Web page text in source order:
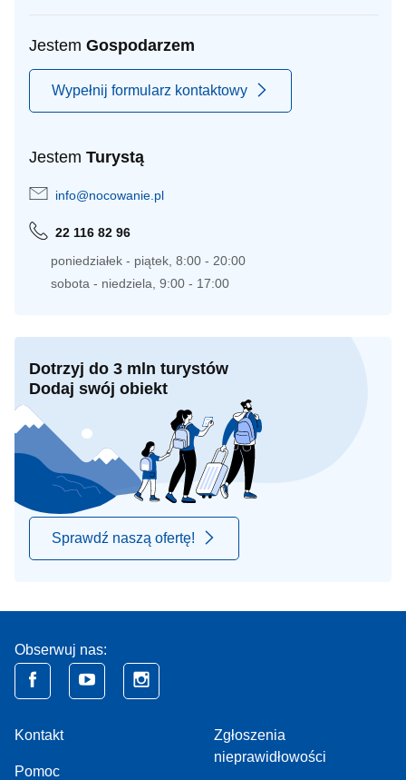
Jestem Gospodarzem
Wypełnij formularz kontaktowy
Jestem Turystą
info@nocowanie.pl
22 116 82 96
poniedziałek - piątek, 8:00 - 20:00
sobota - niedziela, 9:00 - 17:00
Dotrzyj do 3 mln turystów
Dodaj swój obiekt
Sprawdź naszą ofertę!
Obserwuj nas:
Kontakt
Pomoc
Zgłoszenia
nieprawidłowości